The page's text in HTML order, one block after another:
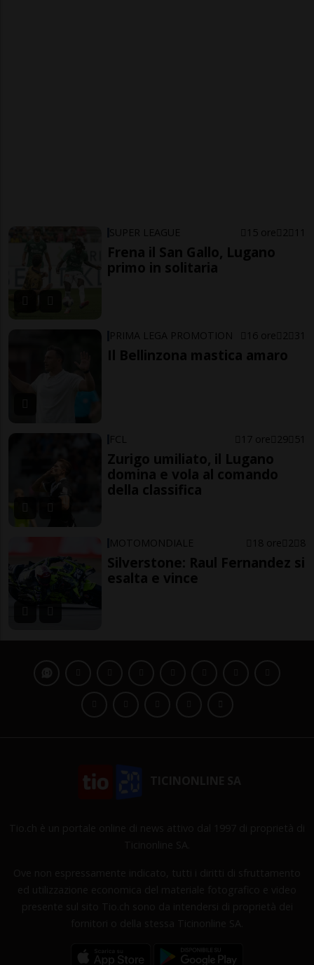
SUPER LEAGUE 15 ore 2 11
Frena il San Gallo, Lugano
primo in solitaria
PRIMA LEGA PROMOTION 16 ore 2 31
Il Bellinzona mastica amaro
FCL 17 ore 29 51
Zurigo umiliato, il Lugano
domina e vola al comando
della classifica
MOTOMONDIALE 18 ore 2 8
Silverstone: Raul Fernandez si
esalta e vince